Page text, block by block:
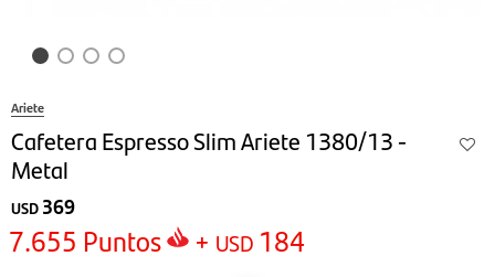
Ariete
Cafetera Espresso Slim Ariete 1380/13 -
Metal
USD 369
7.655 Puntos + USD 184